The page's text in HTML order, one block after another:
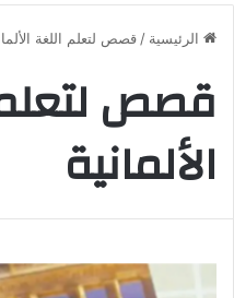
الرئيسية / قصص لتعلم اللغة
قصص
الألمانية